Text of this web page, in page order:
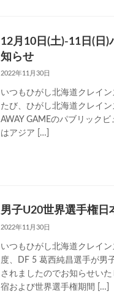
12月10日(土)-11日(日
知らせ
2022年11月30日
いつもひがし北海道クレイ
たび、ひがし北海道クレイ
AWAY GAMEのパブリック
はアジア […]
男子U20世界選手権日
2022年11月30日
いつもひがし北海道クレイ
度、DF 5 葛西純昌選手が男
されましたのでお知らせい
宿および世界選手権期間 […]